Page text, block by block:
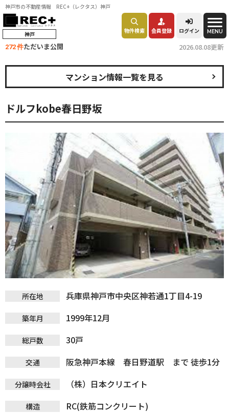
神戸市の不動産情報 REC+（レクタス）神戸
神戸 物件検索 会員登録 ログイン MENU
272 件ただいま公開 2026.08.08更新
ドルフkobe春日野坂
マンション情報一覧を見る
所在地 兵庫県神戸市中央区神若通1丁目4-19
築年月 1999年12月
総戸数 30戸
交通 阪急神戸本線 春日野道駅 まで 徒歩1分
分譲時会社 （株）日本クリエイト
構造 RC(鉄筋コンクリート)